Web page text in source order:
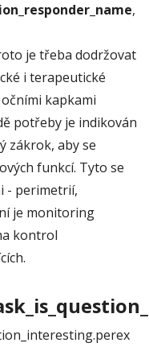
,
je třeba dodržovat
i terapeutické
kapkami
potřeby je indikován
zákrok, aby se
funkcí. Tyto se
- perimetrií,
je monitoring
kontrol